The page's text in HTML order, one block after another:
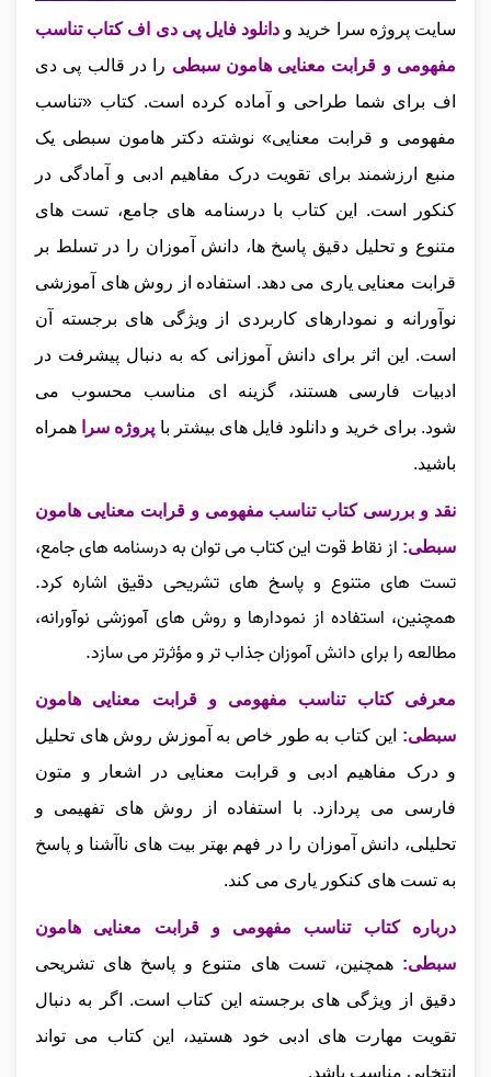
سایت پروژه سرا خرید و دانلود فایل پی دی اف کتاب تناسب
مفهومی و قرابت معنایی هامون سبطی را در قالب پی دی
اف برای شما طراحی و آماده کرده است. کتاب «تناسب
مفهومی و قرابت معنایی» نوشته دکتر هامون سبطی یک
منبع ارزشمند برای تقویت درک مفاهیم ادبی و آمادگی در
کنکور است. این کتاب با درسنامه‌ های جامع، تست‌ های
متنوع و تحلیل دقیق پاسخ‌ ها، دانش‌ آموزان را در تسلط بر
قرابت معنایی یاری می‌ دهد. استفاده از روش‌ های آموزشی
نوآورانه و نمودارهای کاربردی از ویژگی‌ های برجسته آن
است. این اثر برای دانش‌ آموزانی که به دنبال پیشرفت در
ادبیات فارسی هستند، گزینه‌ ای مناسب محسوب می‌
شود. برای خرید و دانلود فایل های بیشتر با پروژه سرا
همراه
باشید.
نقد و بررسی کتاب تناسب مفهومی و قرابت معنایی هامون
سبطی: از نقاط قوت این کتاب می‌ توان به درسنامه‌ های جامع،
تست‌ های متنوع و پاسخ‌ های تشریحی دقیق اشاره کرد.
همچنین، استفاده از نمودارها و روش‌ های آموزشی نوآورانه،
مطالعه را برای دانش‌ آموزان جذاب‌ تر و مؤثرتر می‌ سازد.
معرفی کتاب تناسب مفهومی و قرابت معنایی هامون
سبطی:
این کتاب به طور خاص به آموزش روش‌ های تحلیل
و درک مفاهیم ادبی و قرابت معنایی در اشعار و متون
فارسی می‌ پردازد. با استفاده از روش‌ های تفهیمی و
تحلیلی، دانش‌ آموزان را در فهم بهتر بیت‌ های ناآشنا و پاسخ
به تست‌ های کنکور یاری می‌ کند.
درباره کتاب تناسب مفهومی و قرابت معنایی هامون
سبطی: همچنین، تست‌ های متنوع و پاسخ‌ های تشریحی
دقیق از ویژگی‌ های برجسته این کتاب است. اگر به دنبال
تقویت مهارت‌ های ادبی خود هستید، این کتاب می‌ تواند
انتخابی مناسب باشد.